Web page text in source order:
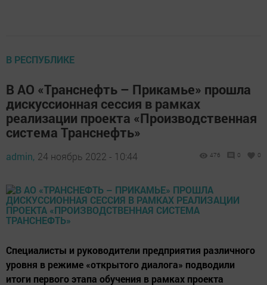
В РЕСПУБЛИКЕ
В АО «Транснефть – Прикамье» прошла
дискуссионная сессия в рамках
реализации проекта «Производственная
система Транснефть»
admin, 24 ноябрь 2022 - 10:44 476 0 0
Специалисты и руководители предприятия различного
уровня в режиме «открытого диалога» подводили
итоги первого этапа обучения в рамках проекта